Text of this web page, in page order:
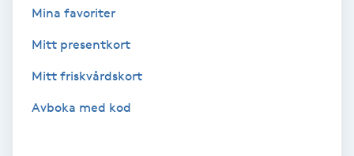
Mina favoriter
Mitt presentkort
Mitt friskvårdskort
Avboka med kod